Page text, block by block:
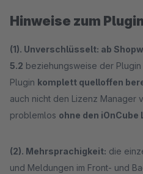
Hinweise zum Plugin
(1). Unverschlüsselt: ab
5.2 beziehungsweise der
Plugin komplett quelloffen
auch nicht den Lizenz Manager
problemlos ohne den
(2). Mehrsprachigkeit: die
und Meldungen im Front- und